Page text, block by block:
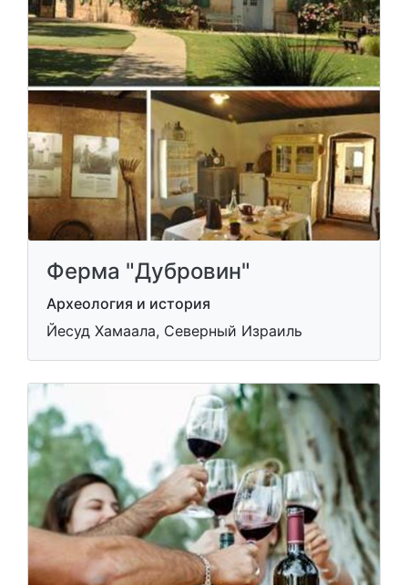
Ферма "Дубровин"
Археология и история
Йесуд Хамаала, Северный Израиль